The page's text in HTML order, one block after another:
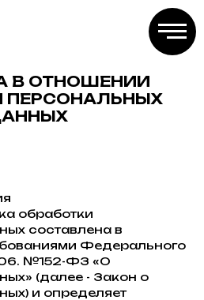
В ОТНОШЕНИИ
ПЕРСОНАЛЬНЫХ
обработки
составлена в
Федерального
№152-ФЗ «О
(далее - Закон о
и определяет